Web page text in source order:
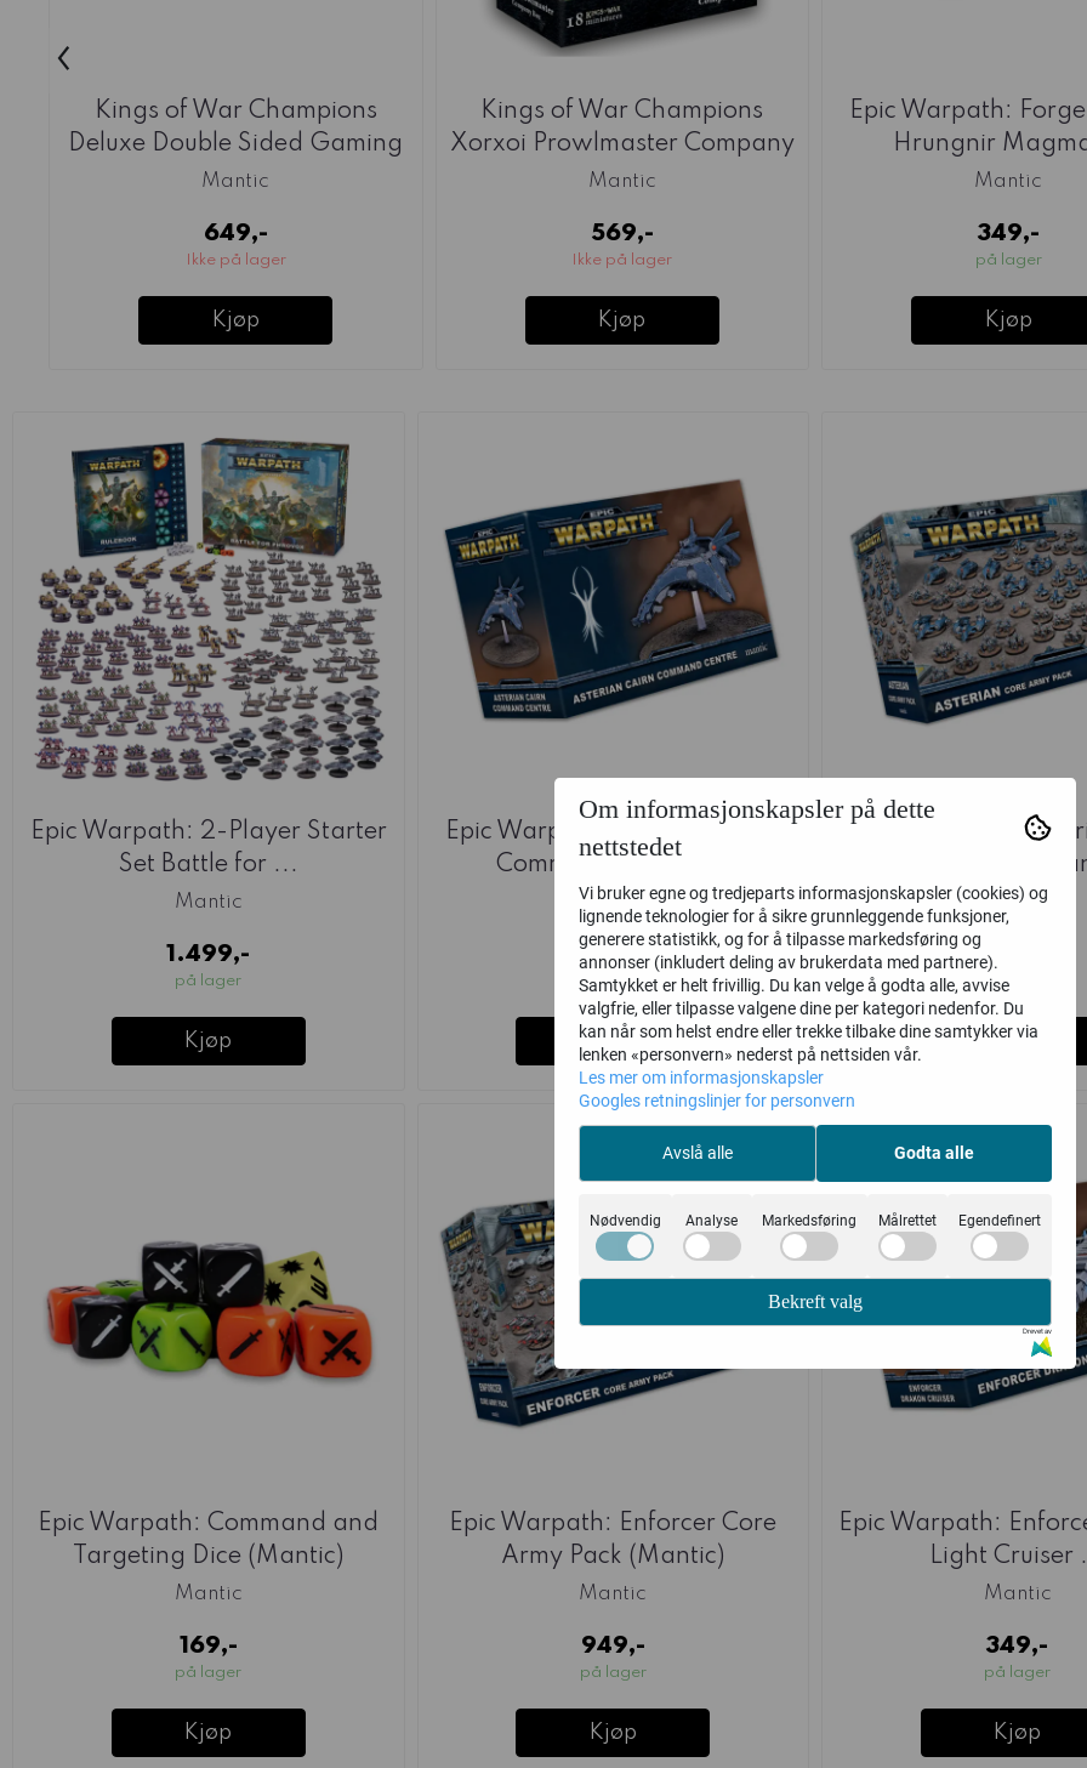
Kings of War Champions
Deluxe Double Sided Gaming
...
Mantic
649,-
Ikke på lager
Kjøp
Kings of War Champions
Xorxoi Prowlmaster Company
...
Mantic
569,-
Ikke på lager
Kjøp
Epic Warpath:
Hrungnir
Mantic
349,-
på lager
Kjøp
‹
Epic Warpath: 2-Player Starter
Set Battle for ...
Mantic
1.499,-
på lager
Kjøp
Epic Warpath: Asterian Cairn
Command Centre ...
Mantic
349,-
på lager
Kjøp
Epic Warpath:
Army Pack
Mantic
949,-
på lager
Kjøp
Epic Warpath: Command and
Targeting Dice (Mantic)
Mantic
169,-
på lager
Kjøp
Epic Warpath: Enforcer Core
Army Pack (Mantic)
Mantic
949,-
på lager
Kjøp
Epic Warpath:
Light Cruiser
Mantic
349,-
på lager
Kjøp
Om informasjonskapsler på dette
nettstedet
Vi bruker egne og tredjeparts informasjonskapsler (cookies) og
lignende teknologier for å sikre grunnleggende funksjoner,
generere statistikk, og for å tilpasse markedsføring og
annonser (inkludert deling av brukerdata med partnere).
Samtykket er helt frivillig. Du kan velge å godta alle, avvise
valgfrie, eller tilpasse valgene dine per kategori nedenfor. Du
kan når som helst endre eller trekke tilbake dine samtykker via
lenken «personvern» nederst på nettsiden vår.
Les mer om informasjonskapsler
Googles retningslinjer for personvern
Avslå alle Godta alle
Nødvendig Analyse Markedsføring Målrettet Egendefinert
Bekreft valg
Drevet av